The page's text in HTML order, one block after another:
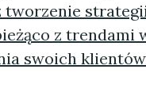
tworzenie
z trendami
swoich